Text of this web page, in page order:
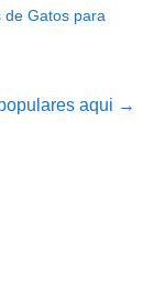
de Gatos para
aqui →